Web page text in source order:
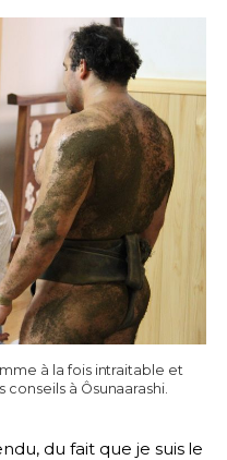
à la fois intraitable et
à Ôsunaarashi.
du fait que je suis le